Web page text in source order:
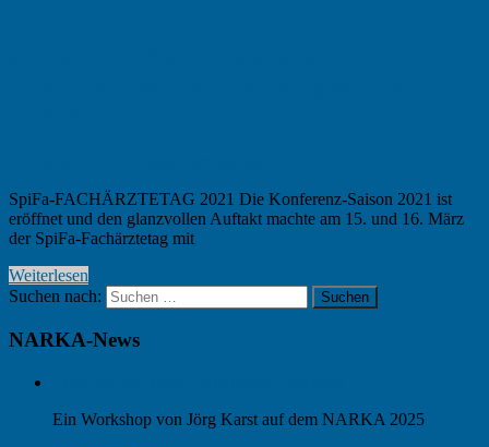
SpiFa-FACHÄRZTETAG 2021 Die Konferenz-Saison 2021 ist
eröffnet und den glanzvollen Auftakt machte am 15. und 16. März
der SpiFa-Fachärztetag mit
Weiterlesen
Suchen nach:
Suchen
NARKA-News
Ein Workshop von Jörg Karst auf dem NARKA 2025